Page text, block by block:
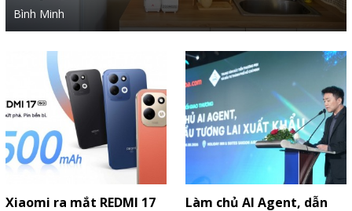
Bình Minh
Xiaomi ra mắt REDMI 17
Làm chủ AI Agent, dẫn